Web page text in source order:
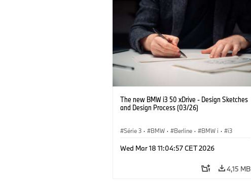
The new BMW i3 50 xDrive - Design Sketches
and Design Process (03/26)
Série 3 · BMW · Berline · BMW i · i3
Wed Mar 18 11:04:57 CET 2026
4,15 MB